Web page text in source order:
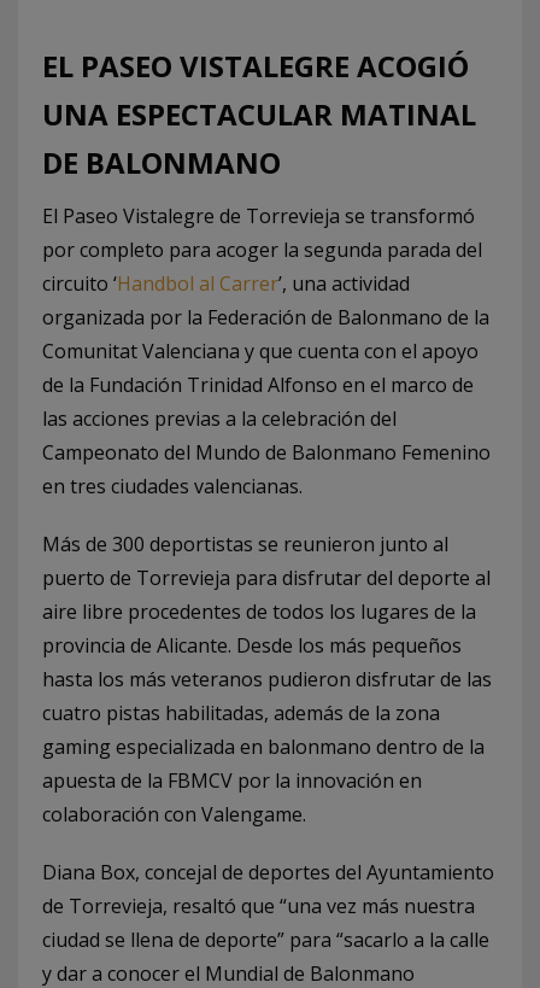
EL PASEO VISTALEGRE ACOGIÓ
UNA ESPECTACULAR MATINAL
DE BALONMANO
El Paseo Vistalegre de Torrevieja se transformó
por completo para acoger la segunda parada del
circuito ‘Handbol al Carrer’, una actividad
organizada por la Federación de Balonmano de la
Comunitat Valenciana y que cuenta con el apoyo
de la Fundación Trinidad Alfonso en el marco de
las acciones previas a la celebración del
Campeonato del Mundo de Balonmano Femenino
en tres ciudades valencianas.
Más de 300 deportistas se reunieron junto al
puerto de Torrevieja para disfrutar del deporte al
aire libre procedentes de todos los lugares de la
provincia de Alicante. Desde los más pequeños
hasta los más veteranos pudieron disfrutar de las
cuatro pistas habilitadas, además de la zona
gaming especializada en balonmano dentro de la
apuesta de la FBMCV por la innovación en
colaboración con Valengame.
Diana Box, concejal de deportes del Ayuntamiento
de Torrevieja, resaltó que “una vez más nuestra
ciudad se llena de deporte” para “sacarlo a la calle
y dar a conocer el Mundial de Balonmano